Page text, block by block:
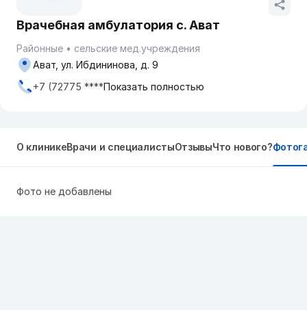
Врачебная амбулатория с. Ават
Районные
сельские мед.учреждения
Ават, ул. Ибдининова, д. 9
+7 (72775 ****Показать полностью
О клиникеВрачи и специалистыОтзывыЧто нового?
Фото не добавлены